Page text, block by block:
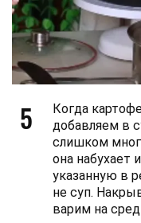
5
Когда
добавляем в
слишком
она набухает
указанную в
не суп.
варим на